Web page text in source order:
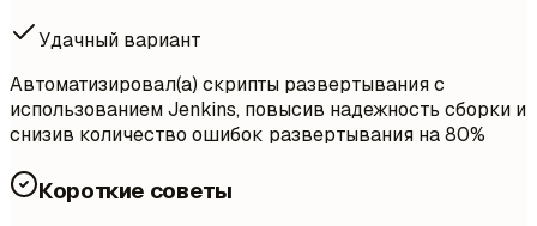
Удачный вариант
Автоматизировал(а) скрипты развертывания с
использованием Jenkins, повысив надежность сборки и
снизив количество ошибок развертывания на 80%
Короткие советы